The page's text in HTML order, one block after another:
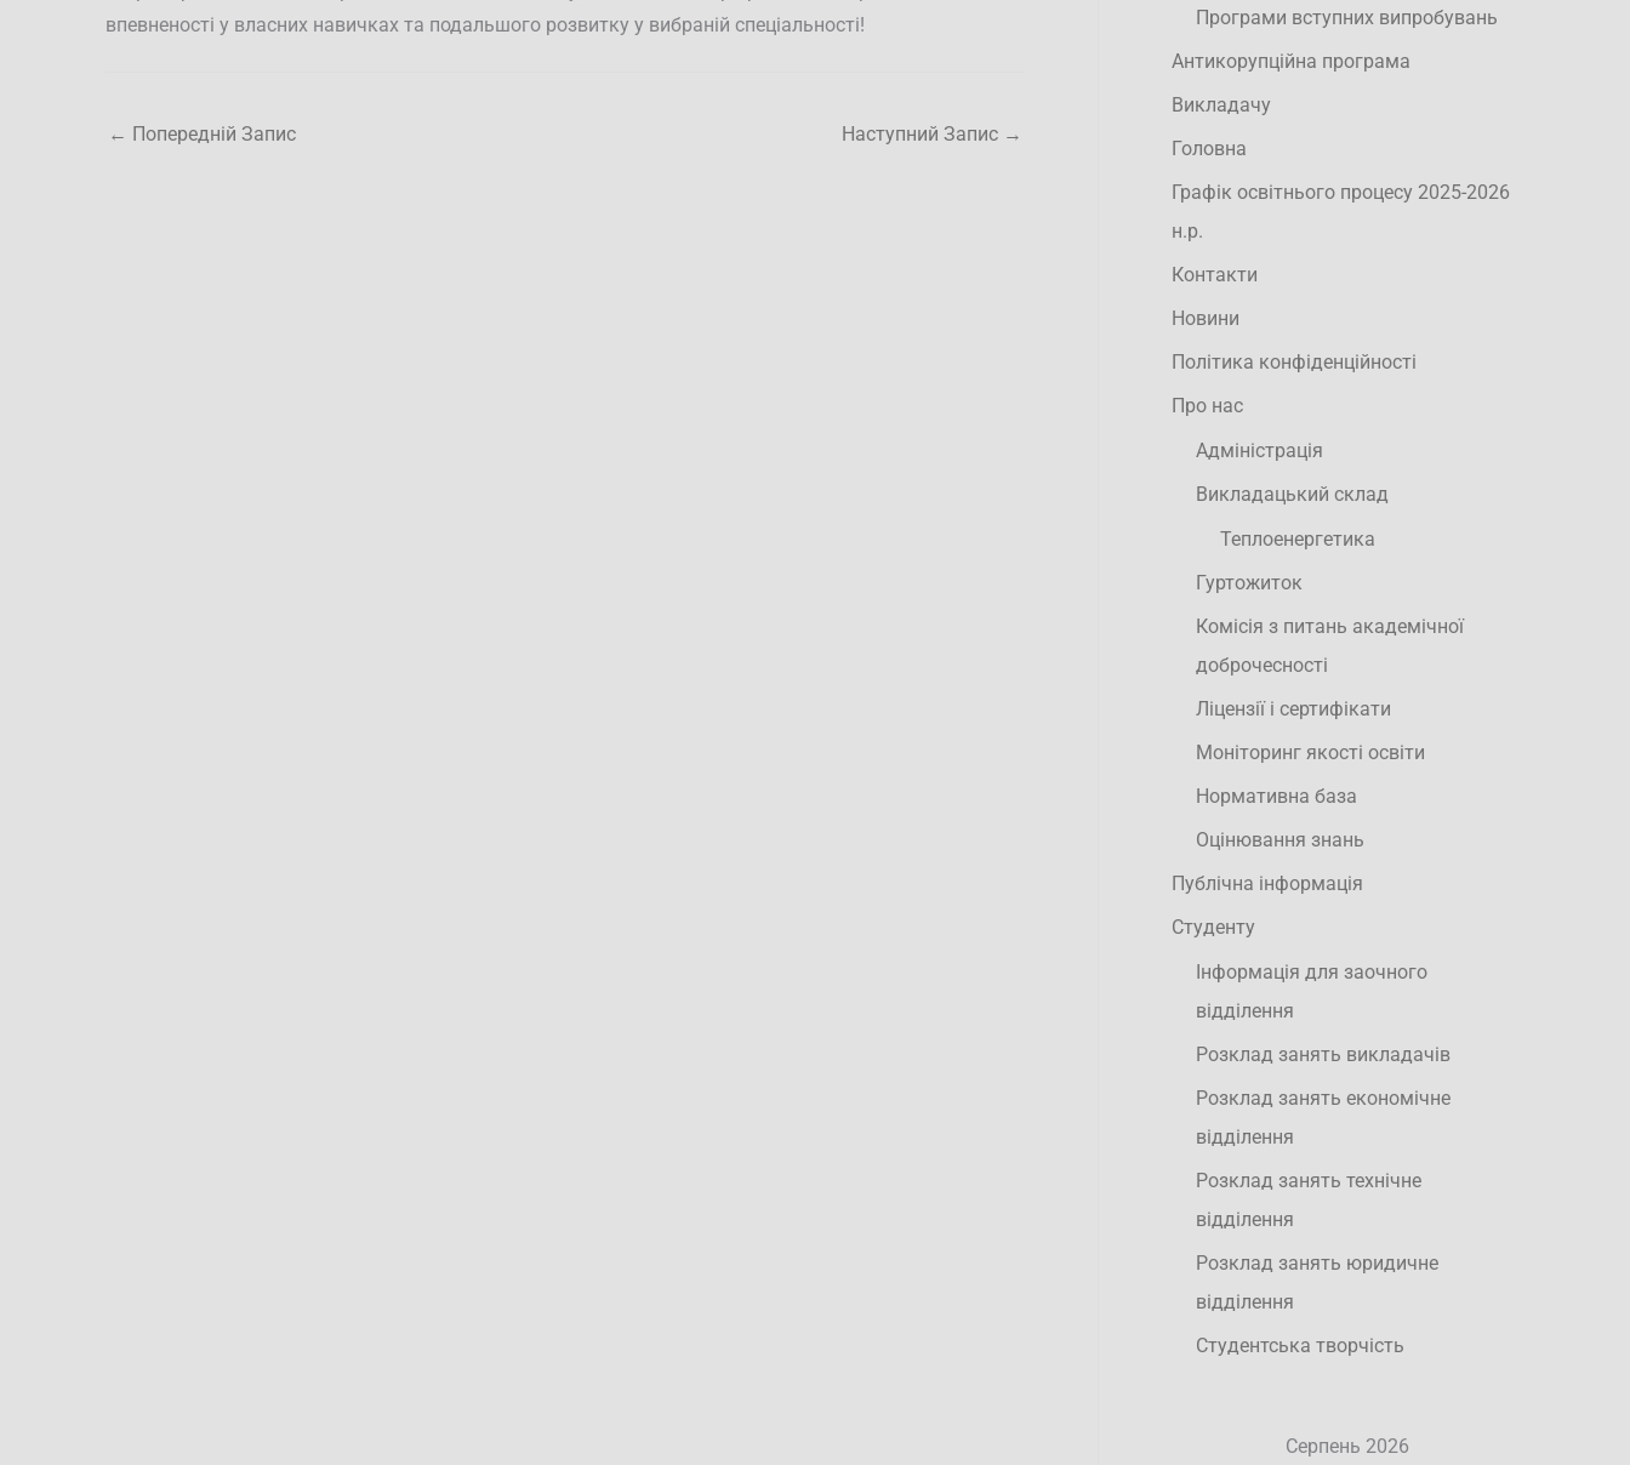
впевненості у власних навичках та подальшого розвитку у вибраній спеціальності!
← Попередній Запис Наступний Запис →
Програми вступних випробувань
Антикорупційна програма
Викладачу
Головна
Графік освітнього процесу 2025-2026
н.р.
Контакти
Новини
Політика конфіденційності
Про нас
Адміністрація
Викладацький склад
Теплоенергетика
Гуртожиток
Комісія з питань академічної
доброчесності
Ліцензії і сертифікати
Моніторинг якості освіти
Нормативна база
Оцінювання знань
Публічна інформація
Студенту
Інформація для заочного
відділення
Розклад занять викладачів
Розклад занять економічне
відділення
Розклад занять технічне
відділення
Розклад занять юридичне
відділення
Студентська творчість
Серпень 2026